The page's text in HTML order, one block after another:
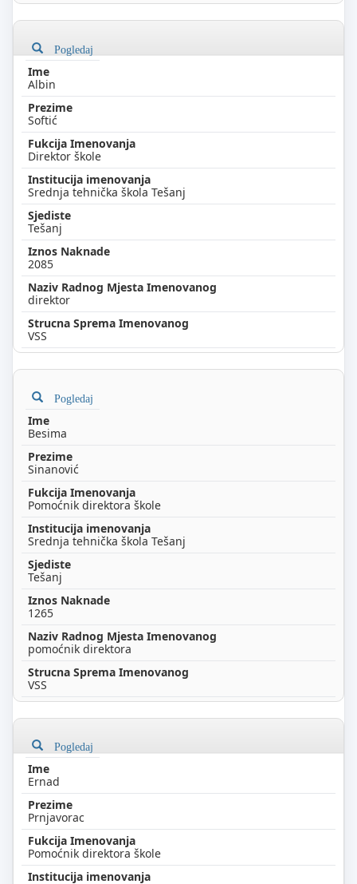
Pogledaj
Albin
Softić
Direktor škole
Srednja tehnička škola Tešanj
Tešanj
2085
direktor
VSS
Pogledaj
Besima
Sinanović
Pomoćnik direktora škole
Srednja tehnička škola Tešanj
Tešanj
1265
pomoćnik direktora
VSS
Pogledaj
Ernad
Prnjavorac
Pomoćnik direktora škole